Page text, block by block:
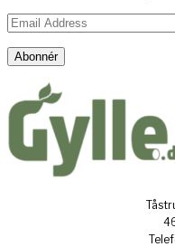
Email
Address
Abonnér